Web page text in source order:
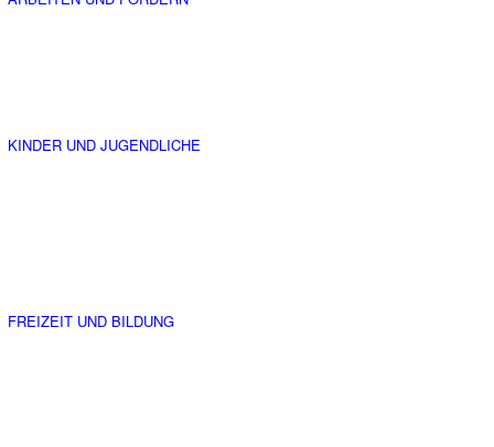
KINDER UND JUGENDLICHE
FREIZEIT UND BILDUNG